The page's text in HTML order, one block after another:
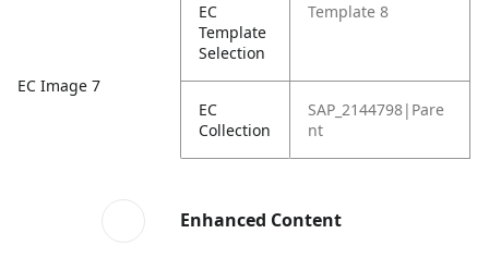
EC Image 7
EC
Template
Selection
Template 8
EC
Collection
SAP_2144798|Pare
nt
Enhanced Content